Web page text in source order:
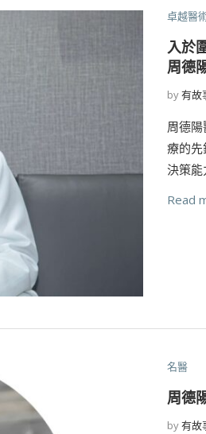
卓越醫
入於
周德
by有故
周德
療的
決策
Read
名醫
周德
by有故